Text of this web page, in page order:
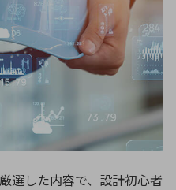
ラウド
始まる最新技術
組込コンピュータ
G
H
K
L
O
P
W
X
選した内容で、設計初心者